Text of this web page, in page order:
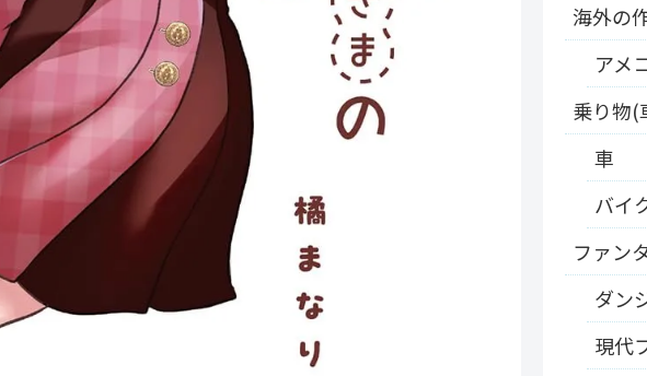
海外の
アメ
乗り物(
車
バイ
ファン
ダン
現代